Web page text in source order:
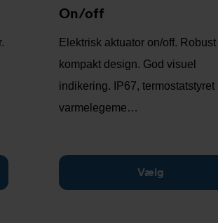
On/off
Elektrisk aktuator on/off. Robust
kompakt design. God visuel
indikering. IP67, termostatstyret
varmelegeme…
Vælg